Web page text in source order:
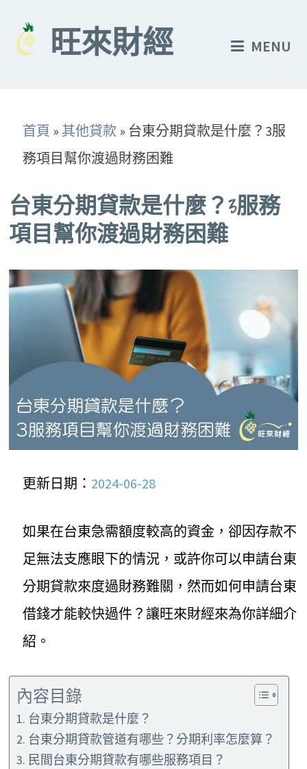
content
旺來財經 MENU
首頁 » 其他貸款 » 台東分期貸款是什麼？3服
務項目幫你渡過財務困難
台東分期貸款是什麼？3服務
項目幫你渡過財務困難
更新日期： 2024-06-28
如果在台東急需額度較高的資金，卻因存款不
足無法支應眼下的情況，或許你可以申請台東
分期貸款來度過財務難關，然而如何申請台東
借錢才能較快過件？讓旺來財經來為你詳細介
紹。
內容目錄
台東分期貸款是什麼？
台東分期貸款管道有哪些？分期利率怎麼算？
民間台東分期貸款有哪些服務項目？